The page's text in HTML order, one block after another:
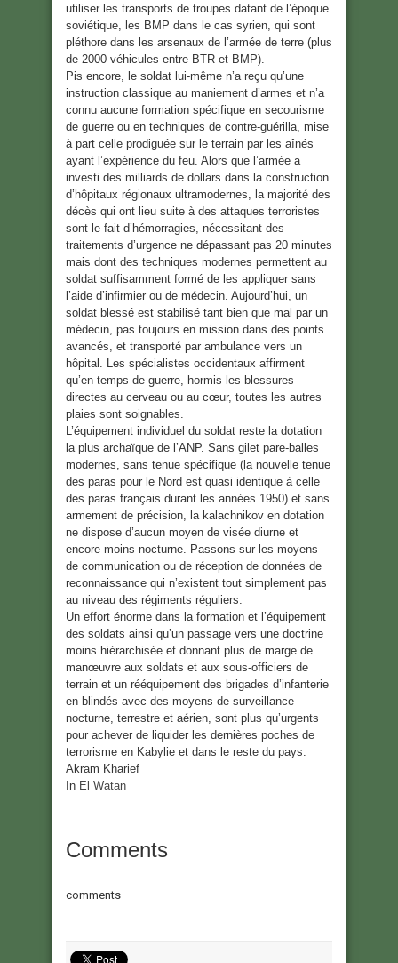
utiliser les transports de troupes datant de l’époque
soviétique, les BMP dans le cas syrien, qui sont
pléthore dans les arsenaux de l’armée de terre (plus
de 2000 véhicules entre BTR et BMP).
Pis encore, le soldat lui-même n’a reçu qu’une
instruction classique au maniement d’armes et n’a
connu aucune formation spécifique en secourisme
de guerre ou en techniques de contre-guérilla, mise
à part celle prodiguée sur le terrain par les aînés
ayant l’expérience du feu. Alors que l’armée a
investi des milliards de dollars dans la construction
d’hôpitaux régionaux ultramodernes, la majorité des
décès qui ont lieu suite à des attaques terroristes
sont le fait d’hémorragies, nécessitant des
traitements d’urgence ne dépassant pas 20 minutes
mais dont des techniques modernes permettent au
soldat suffisamment formé de les appliquer sans
l’aide d’infirmier ou de médecin. Aujourd’hui, un
soldat blessé est stabilisé tant bien que mal par un
médecin, pas toujours en mission dans des points
avancés, et transporté par ambulance vers un
hôpital. Les spécialistes occidentaux affirment
qu’en temps de guerre, hormis les blessures
directes au cerveau ou au cœur, toutes les autres
plaies sont soignables.
L’équipement individuel du soldat reste la dotation
la plus archaïque de l’ANP. Sans gilet pare-balles
modernes, sans tenue spécifique (la nouvelle tenue
des paras pour le Nord est quasi identique à celle
des paras français durant les années 1950) et sans
armement de précision, la kalachnikov en dotation
ne dispose d’aucun moyen de visée diurne et
encore moins nocturne. Passons sur les moyens
de communication ou de réception de données de
reconnaissance qui n’existent tout simplement pas
au niveau des régiments réguliers.
Un effort énorme dans la formation et l’équipement
des soldats ainsi qu’un passage vers une doctrine
moins hiérarchisée et donnant plus de marge de
manœuvre aux soldats et aux sous-officiers de
terrain et un rééquipement des brigades d’infanterie
en blindés avec des moyens de surveillance
nocturne, terrestre et aérien, sont plus qu’urgents
pour achever de liquider les dernières poches de
terrorisme en Kabylie et dans le reste du pays.
Akram Kharief
In El Watan
Comments
comments